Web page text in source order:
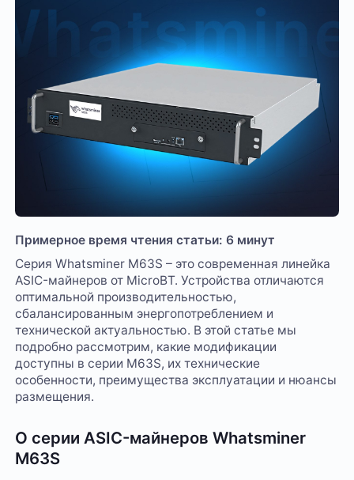
Примерное время чтения статьи: 6 минут
Серия Whatsminer M63S – это современная линейка
ASIC-майнеров от MicroBT. Устройства отличаются
оптимальной производительностью,
сбалансированным энергопотреблением и
технической актуальностью. В этой статье мы
подробно рассмотрим, какие модификации
доступны в серии M63S, их технические
особенности, преимущества эксплуатации и нюансы
размещения.
О серии ASIC-майнеров Whatsminer
M63S